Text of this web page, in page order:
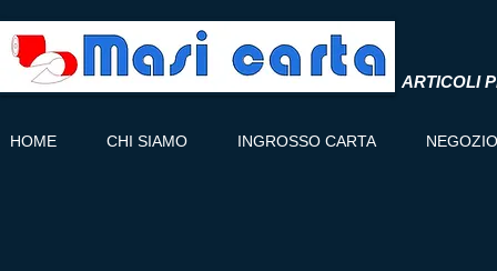
ARTICOLI
HOME CHI SIAMO INGROSSO CARTA NEGOZIO